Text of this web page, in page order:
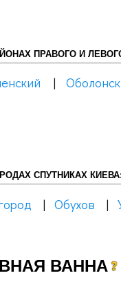
ПРАВОГО И
|
СПУТНИКАХ КИЕВА:
| Обухов |
ВАННА